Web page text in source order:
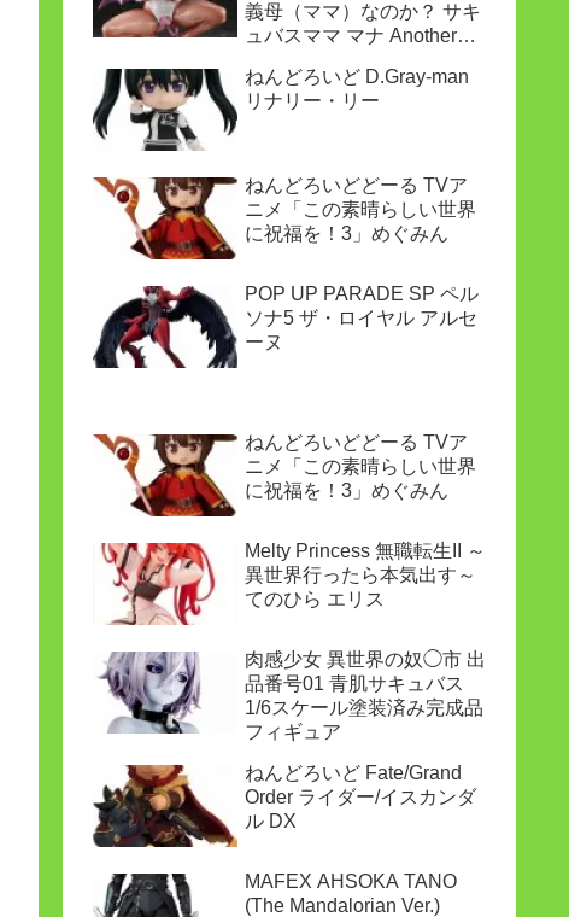
義母（ママ）なのか？ サキ
ュバスママ マナ Another
ねんどろいど D.Gray-man
リナリー・リー
ねんどろいどどーる TVア
ニメ「この素晴らしい世界
に祝福を！3」めぐみん
POP UP PARADE SP ペル
ソナ5 ザ・ロイヤル アルセ
ーヌ
ねんどろいどどーる TVア
ニメ「この素晴らしい世界
に祝福を！3」めぐみん
Melty Princess 無職転生II ～
異世界行ったら本気出す～
てのひら エリス
肉感少女 異世界の奴◯市 出
品番号01 青肌サキュバス
1/6スケール塗装済み完成品
フィギュア
ねんどろいど Fate/Grand
Order ライダー/イスカンダ
ル DX
MAFEX AHSOKA TANO
(The Mandalorian Ver.)